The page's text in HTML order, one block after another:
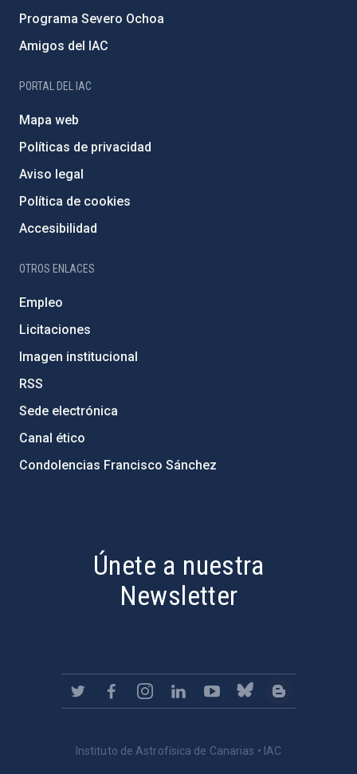
Programa Severo Ochoa
Amigos del IAC
PORTAL DEL IAC
Mapa web
Políticas de privacidad
Aviso legal
Política de cookies
Accesibilidad
OTROS ENLACES
Empleo
Licitaciones
Imagen institucional
RSS
Sede electrónica
Canal ético
Condolencias Francisco Sánchez
Únete a nuestra
Newsletter
Instituto de Astrofísica de Canarias • IAC